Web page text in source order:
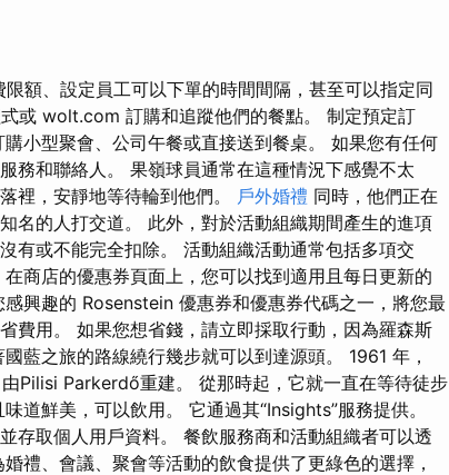
額、設定員工可以下單的時間間隔，甚至可以指定同
或 wolt.com 訂購和追蹤他們的餐點。 制定預定訂
小型聚會、公司午餐或直接送到餐桌。 如果您有任何
務和聯絡人。 果嶺球員通常在這種情況下感覺不太
裡，安靜地等待輪到他們。 戶外婚禮 同時，他們正在
名的人打交道。 此外，對於活動組織期間產生的進項
有或不能完全扣除。 活動組織活動通常包括多項交
商店的優惠券頁面上，您可以找到適用且每日更新的
興趣的 Rosenstein 優惠券和優惠券代碼之一，將您最
費用。 如果您想省錢，請立即採取行動，因為羅森斯
藍之旅的路線繞行幾步就可以到達源頭。 1961 年，
Pilisi Parkerdő重建。 從那時起，它就一直在等待徒步
道鮮美，可以飲用。 它通過其“Insights”服務提供。
存取個人用戶資料。 餐飲服務商和活動組織者可以透
禮、會議、聚會等活動的飲食提供了更綠色的選擇，